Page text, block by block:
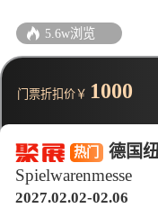
热门
德国
Spielwarenmesse
2027.02.02-02.06
5.6w浏览
门票折扣价￥ 1000